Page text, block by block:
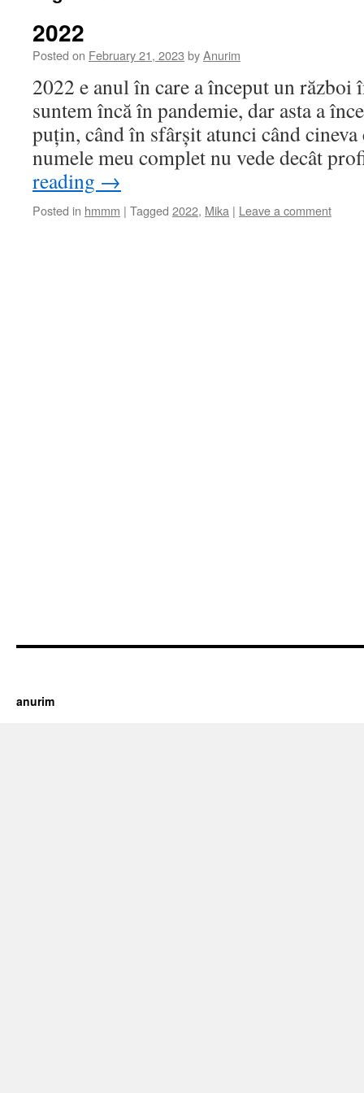
2022
Posted on February 21, 2023 byAnurim
2022 e anul în care a început un război
suntem încă în pandemie, dar asta a
puțin, când în sfârșit atunci când cineva
numele meu complet nu vede decât
reading →
Posted in hmmm | Tagged 2022, Mika | Leave a comment
anurim